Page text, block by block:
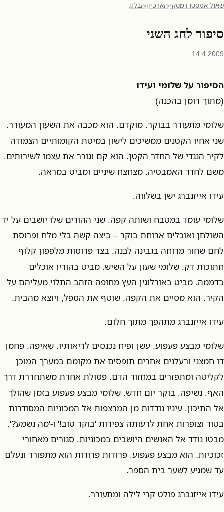
שאול אמסטרדמסקי›הארכיון›הבלוג
סיפור לחג השני
14.4.2009
הסיפור על שלומי ועידו
(מתוך רומן בהכנה)
שלומי מתעורר בבוקר. מוקדם. הוא מכבה את השעון המעורר.
שני אחיו הקטנים ממשיכים לישון במיטת הקומותיים הצמודה
לקיר הנגדי של החדר הקטן. הוא קם וגורר את עצמו לשירותים.
משם לחדר האמבטיה. מצחצח שיניים ומביט במראה.
עידו אייזנברג ישן בשלווה.
שלומי עומד במטבח ושותה קפה. שני ההורים שלו יושבים על יד
השולחן ואוכלים ארוחת בוקר – ביצה קשה בלי מלח ופרוסת
לחם שחור מרוחה בגבינה לבנה. בצד פרוסות מלפפון קלוף
חתוכות דק. שלומי שעון על השיש. מביט בהוריו אוכלים
בדממה. מביט באורלוגין העץ מחופה הזהב התלוי מעליהם על
הקיר. הוא מסיים את הקפה, שוטף את הספל, ויוצא מהבית.
עידו אייזנברג מתהפך מתוך חלום.
שלומי מבצע פעפוע. עשן ופיח נכנסים לריאותיו. שאיפה. פחמן
דו חמצני ורעלנים אחרים תופסים את מקומם במערך המוכן
לקליטה ומתפזרים במחזור הדם. פסולת אחרת משתחררת דרך
האף. נשיפה. בוקר יום חדש. שלומי מבצע פעפוע בזמן שהולך
אל התיכון. עיניו נודדות מן המרצפות אל המכוניות המסודרות
בטור וצופרות אחת לרעותה צפירות 'בוקר טוב!' ו-'מה נשמע?'.
מבטו נודד אל האנשים היושבים במכוניות. סגורים מאחורי
זכוכיות. הוא מבצע פעפוע. פרודות פרודות הוא מתפורר ונעלם
עד שמגיע לשער בית הספר.
עידו אייזנברג פולט קרי לילה ומתעורר.